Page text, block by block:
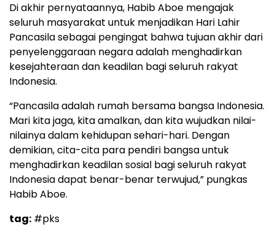
Di akhir pernyataannya, Habib Aboe mengajak
seluruh masyarakat untuk menjadikan Hari Lahir
Pancasila sebagai pengingat bahwa tujuan akhir dari
penyelenggaraan negara adalah menghadirkan
kesejahteraan dan keadilan bagi seluruh rakyat
Indonesia.
“Pancasila adalah rumah bersama bangsa Indonesia.
Mari kita jaga, kita amalkan, dan kita wujudkan nilai-
nilainya dalam kehidupan sehari-hari. Dengan
demikian, cita-cita para pendiri bangsa untuk
menghadirkan keadilan sosial bagi seluruh rakyat
Indonesia dapat benar-benar terwujud,” pungkas
Habib Aboe.
tag: #pks